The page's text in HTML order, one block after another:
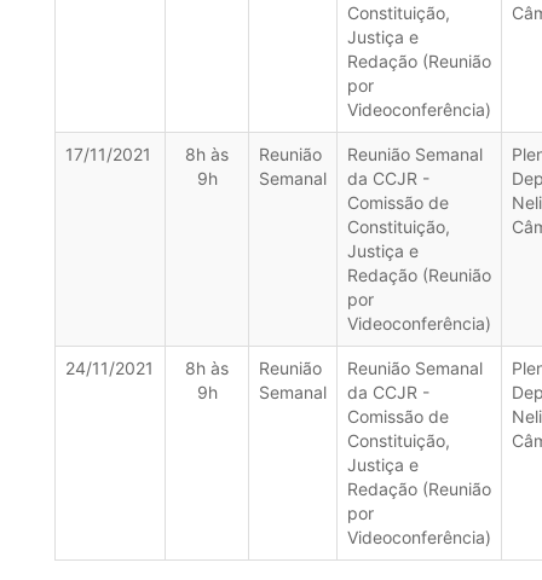
Constituição,
Justiça e
Redação (Reunião
por
Videoconferência)
17/11/2021
8h às
9h
Reunião
Semanal
Reunião Semanal
da CCJR -
Comissão de
Constituição,
Justiça e
Redação (Reunião
por
Videoconferência)
24/11/2021
8h às
9h
Reunião
Semanal
Reunião Semanal
da CCJR -
Comissão de
Constituição,
Justiça e
Redação (Reunião
por
Videoconferência)